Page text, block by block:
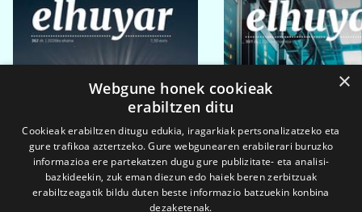
×
Webgune honek cookieak
erabiltzen ditu
Cookieak erabiltzen ditugu edukia, iragarkiak pertsonalizatzeko eta
gure trafikoa aztertzeko. Gure webgunearen erabilerari buruzko
informazioa ere partekatzen dugu gure publizitate- eta analisi-
bazkideekin, zuk eman diezun edo haiek beren zerbitzuak
erabiltzeagatik bildu duten beste informazio batzuekin konbina
dezaketenak.